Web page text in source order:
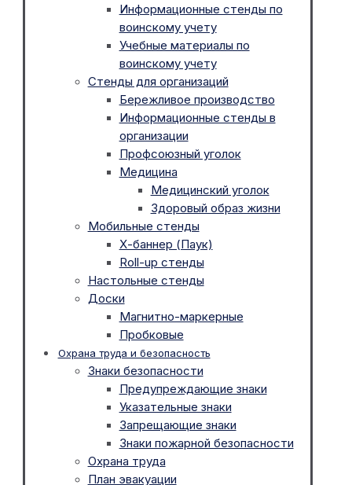
Информационные стенды по
воинскому учету
Учебные материалы по
воинскому учету
Стенды для организаций
Бережливое производство
Информационные стенды в
организации
Профсоюзный уголок
Медицина
Медицинский уголок
Здоровый образ жизни
Мобильные стенды
Х-баннер (Паук)
Roll-up стенды
Настольные стенды
Доски
Магнитно-маркерные
Пробковые
Охрана труда и безопасность
Знаки безопасности
Предупреждающие знаки
Указательные знаки
Запрещающие знаки
Знаки пожарной безопасности
Охрана труда
План эвакуации